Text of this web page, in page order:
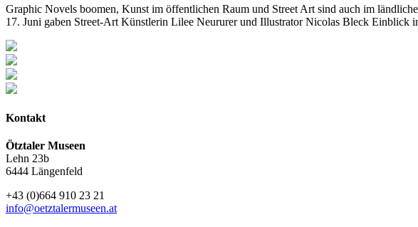
Graphic Novels boomen, Kunst im öffentlichen Raum und Street Art sind auch im
17. Juni gaben Street-Art Künstlerin Lilee Neururer und Illustrator Nicolas Bleck Einblick
Kontakt
Ötztaler Museen
Lehn 23b
6444 Längenfeld
+43 (0)664 910 23 21
info@oetztalermuseen.at